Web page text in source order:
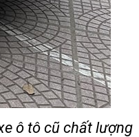
ô tô cũ chất lượng